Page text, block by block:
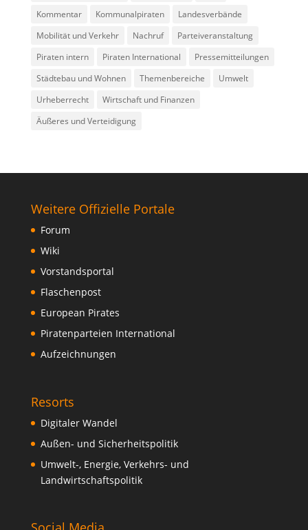
Kommentar
Kommunalpiraten
Landesverbände
Mobilität und Verkehr
Nachruf
Parteiveranstaltung
Piraten intern
Piraten International
Pressemitteilungen
Städtebau und Wohnen
Themenbereiche
Umwelt
Urheberrecht
Wirtschaft und Finanzen
Äußeres und Verteidigung
Weitere Offizielle Portale
Forum
Wiki
Vorstandsportal
Flaschenpost
European Pirates
Piratenparteien International
Aufzeichnungen
Resorts
Digitaler Wandel
Außen- und Sicherheitspolitik
Umwelt-, Energie, Verkehrs- und
Landwirtschaftspolitik